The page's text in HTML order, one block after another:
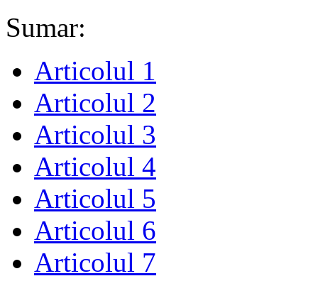
Sumar:
Articolul 1
Articolul 2
Articolul 3
Articolul 4
Articolul 5
Articolul 6
Articolul 7